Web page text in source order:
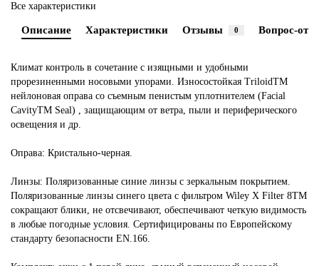
Все характеристики
Описание Характеристики Отзывы 0 Вопрос-
Климат контроль в сочетание с изящными и удобными
прорезиненными носовыми упорами. Износостойкая TriloidTM
нейлоновая оправа со съемным пенистым уплотнителем (Facial
CavityTM Seal) , защищающим от ветра, пыли и периферического
освещения и др.
Оправа: Кристально-черная.
Линзы: Поляризованные синие линзы с зеркальным покрытием.
Поляризованные линзы синего цвета с фильтром Wiley X Filter 8TM
сокращают блики, не отсвечивают, обеспечивают четкую видимость
в любые погодные условия. Сертифицированы по Европейскому
стандарту безопасности EN.166.